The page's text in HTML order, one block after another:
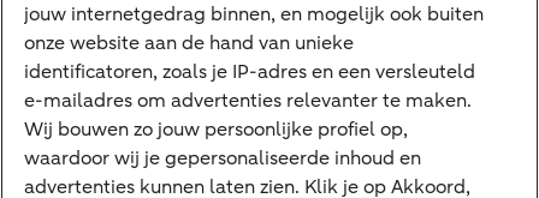
Apple Pay
Google Pay
Veilig bankieren
Meest gezocht
Hypotheek berekenen
jouw internetgedrag binnen, en mogelijk ook buiten
onze website aan de hand van unieke
identificatoren, zoals je IP-adres en een versleuteld
e-mailadres om advertenties relevanter te maken.
Wij bouwen zo jouw persoonlijke profiel op,
waardoor wij je gepersonaliseerde inhoud en
advertenties kunnen laten zien. Klik je op Akkoord,